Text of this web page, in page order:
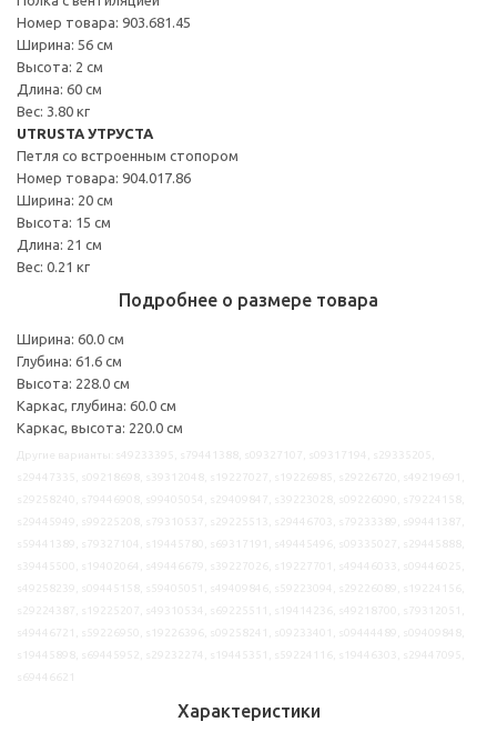
Номер товара: 903.681.45
Ширина: 56 см
Высота: 2 см
Длина: 60 см
Вес: 3.80 кг
UTRUSTA УТРУСТА
Петля со встроенным стопором
Номер товара: 904.017.86
Ширина: 20 см
Высота: 15 см
Длина: 21 см
Вес: 0.21 кг
Подробнее о размере товара
Ширина: 60.0 см
Глубина: 61.6 см
Высота: 228.0 см
Каркас, глубина: 60.0 см
Каркас, высота: 220.0 см
Характеристики